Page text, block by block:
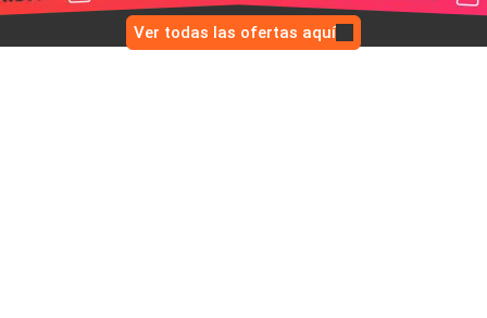
Ver todas las ofertas aquí